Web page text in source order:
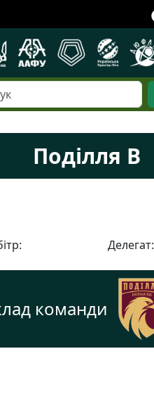
Поділля В
Делегат:
команди